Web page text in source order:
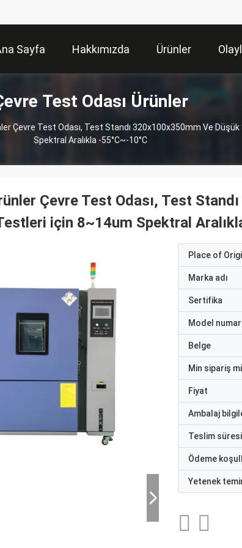
Sayfa Hakkımızda Ürünler
Test Odası Ürünler
Çevre Test Odası, Test Standı 320x100x350mm Ve
Spektral Aralıkla -55°C~-10°C
Çevre Test Odası, Test
için 8~14um Spektral
Place of
Marka adı
Sertifika
Model
Belge
Min sipariş
Fiyat
Ambalaj
Teslim süresi
Ödeme
Yetenek